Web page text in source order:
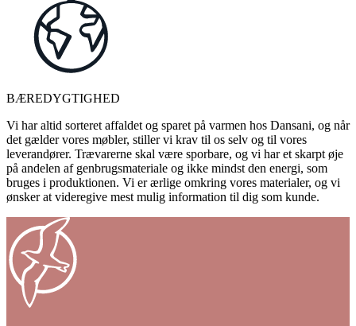
BÆREDYGTIGHED
Vi har altid sorteret affaldet og sparet på varmen hos Dansani, og når
det gælder vores møbler, stiller vi krav til os selv og til vores
leverandører. Trævarerne skal være sporbare, og vi har et skarpt øje
på andelen af genbrugsmateriale og ikke mindst den energi, som
bruges i produktionen. Vi er ærlige omkring vores materialer, og vi
ønsker at videregive mest mulig information til dig som kunde.